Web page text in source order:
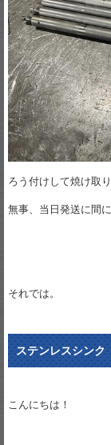
ろう付けして焼け取
無事、当日発送に間
それでは。
ステンレスシン
こんにちは！